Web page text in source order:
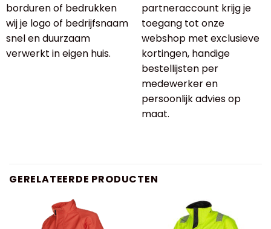
borduren of bedrukken
wij je logo of bedrijfsnaam
snel en duurzaam
verwerkt in eigen huis.
partneraccount krijg je
toegang tot onze
webshop met exclusieve
kortingen, handige
bestellijsten per
medewerker en
persoonlijk advies op
maat.
GERELATEERDE PRODUCTEN